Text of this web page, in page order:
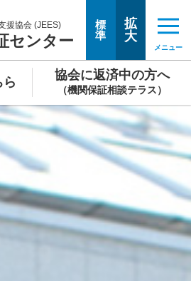
援協会 (JEES)
センター
標
準
拡
大
メニュー
協会に返済中の方へ
（機関保証相談テラス）